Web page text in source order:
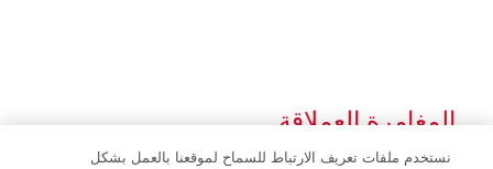
المغامرة العملاقة
نستخدم ملفات تعريف الارتباط للسماح لموقعنا بالعمل بشكل